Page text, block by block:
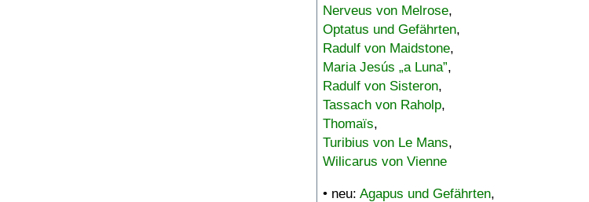
Nerveus von Melrose,
Optatus und Gefährten,
Radulf von Maidstone,
Maria Jesús „a Luna”,
Radulf von Sisteron,
Tassach von Raholp,
Thomaïs,
Turibius von Le Mans,
Wilicarus von Vienne
• neu: Agapus und Gefährten,